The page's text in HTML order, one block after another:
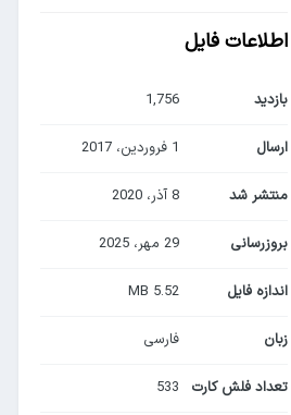
اطلاعات فایل
بازدید 1,756
ارسال 1 فروردین، 2017
منتشر شد 8 آذر، 2020
بروزرسانی 29 مهر، 2025
اندازه فایل 5.52 MB
زبان فارسی
تعداد فلش کارت 533